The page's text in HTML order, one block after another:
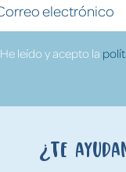
He leído y acepto la
¿Te